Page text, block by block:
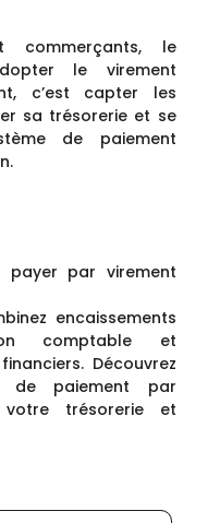
commerçants, le
le virement
c’est capter les
sa trésorerie et se
de paiement
payer par virement
encaissements
comptable et
Découvrez
de paiement par
trésorerie et